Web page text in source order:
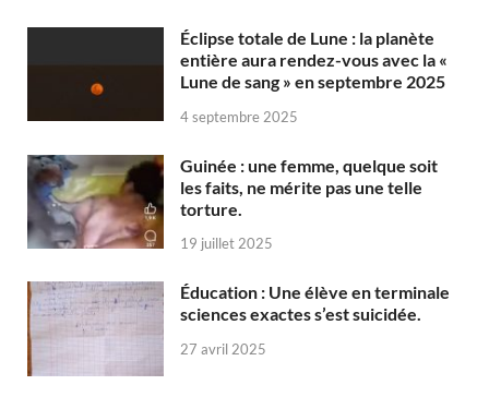
Éclipse totale de Lune : la planète
entière aura rendez-vous avec la «
Lune de sang » en septembre 2025
4 septembre 2025
Guinée : une femme, quelque soit
les faits, ne mérite pas une telle
torture.
19 juillet 2025
Éducation : Une élève en terminale
sciences exactes s’est suicidée.
27 avril 2025